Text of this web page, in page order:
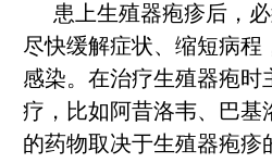
患上生殖器疱疹后，
尽快缓解症状、缩短病程
感染。在治疗生殖器疱时
疗，比如阿昔洛韦、巴基
的药物取决于生殖器疱疹